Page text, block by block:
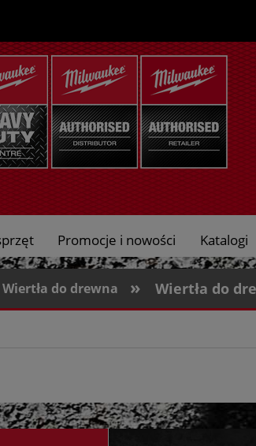
Promocje i nowości Katalogi
Wiertła do drewna » Wiertła do